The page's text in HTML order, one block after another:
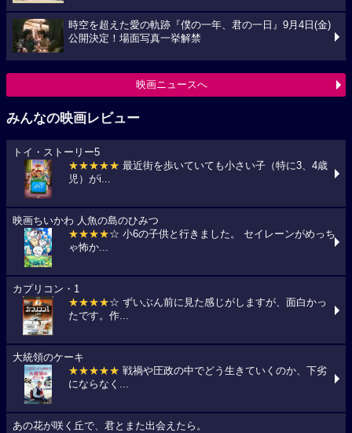
時空を超えた愛の軌跡『僕の一年、君の一日』9月4日(金)
公開決定！場面写真一挙解禁
映画ニュースへ
みんなの映画レビュー
トイ・ストーリー5
★★★★★ 最近街を歩いていても小さい子（特に3、4歳
児）がi...
映画ちいかわ 人魚の島のひみつ
★★★★☆ 小6の子供と行きました。 セイレーンがめっち
ゃ怖か...
カプリコン・1
★★★★☆ ずいぶん前に見た感じがしますが、面白かっ
たです。作...
大統領のケーキ
★★★★★ 戦禍や圧政の中でどう生きていくのか、下劣
にならなく...
あの花が咲く丘で、君とまた出会えたら。